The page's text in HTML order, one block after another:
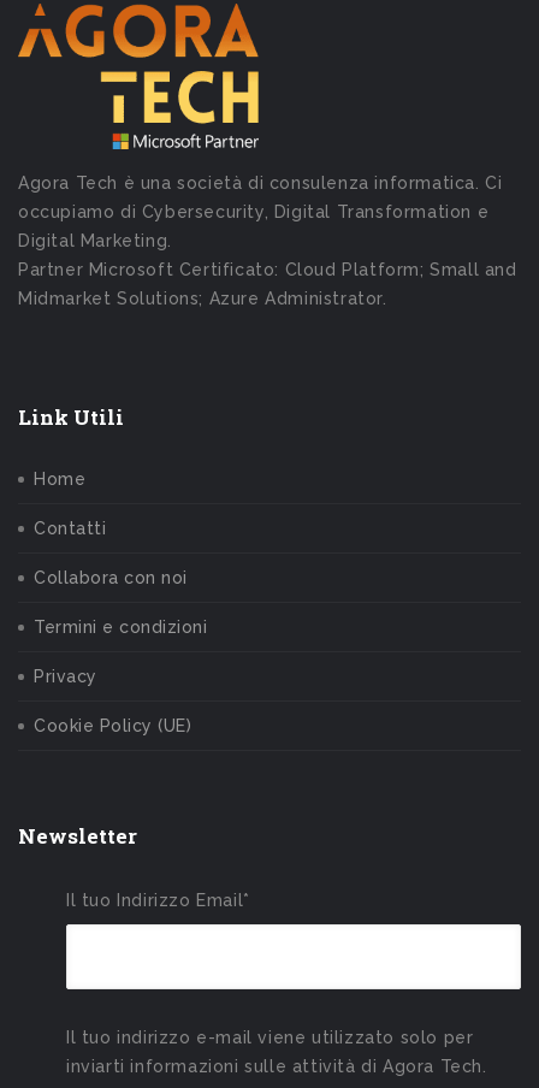
Agora Tech è una società di consulenza informatica. Ci
occupiamo di Cybersecurity, Digital Transformation e
Digital Marketing.
Partner Microsoft Certificato: Cloud Platform; Small and
Midmarket Solutions; Azure Administrator.
Link Utili
Home
Contatti
Collabora con noi
Termini e condizioni
Privacy
Cookie Policy (UE)
Newsletter
Il tuo Indirizzo Email*
Il tuo indirizzo e-mail viene utilizzato solo per
inviarti informazioni sulle attività di Agora Tech.